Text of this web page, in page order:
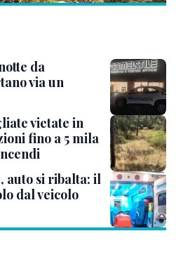
da
via un
vietate in
fino a 5 mila
auto si ribalta: il
dal veicolo